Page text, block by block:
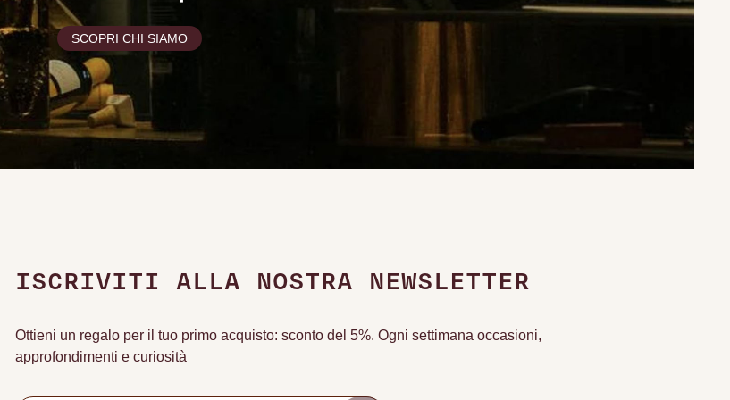
SCOPRI CHI SIAMO
ISCRIVITI ALLA NOSTRA NEWSLETTER
Ottieni un regalo per il tuo primo acquisto: sconto del 5%. Ogni settimana occasioni,
approfondimenti e curiosità